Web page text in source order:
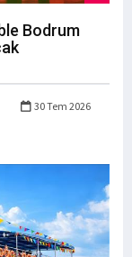
Bodrum
30 Tem 2026